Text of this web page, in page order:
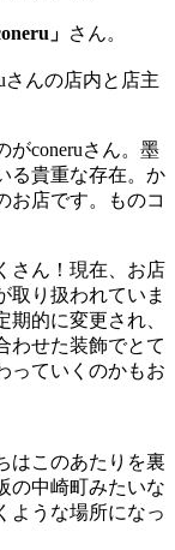
」 さん。
さんの店内と店主
がconeruさん。墨
る貴重な存在。か
お店です。ものコ
さん！現在、お店
取り扱われていま
的に変更され、
わせた装飾でとて
っていくのかもお
はこのあたりを裏
の中崎町みたいな
ような場所になっ